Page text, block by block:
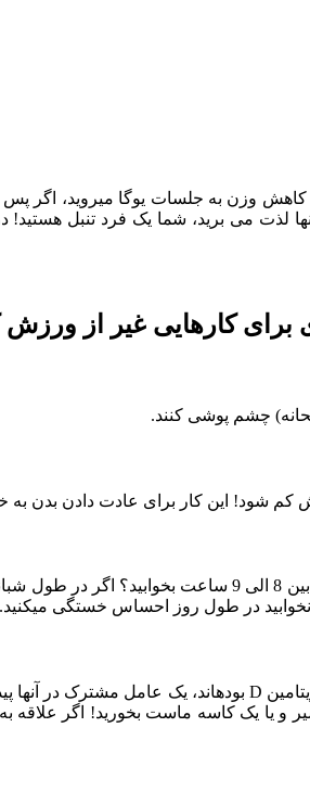
وزن به جلسات یوگا می‏روید، اگر پس از
لذت می ‏برید، شما یک فرد تنبل
برای کارهایی غیر از
چشم پوشی کنند.
کم شود! این کار برای عادت دادن بدن
آیا می‏دانید که متخصصان توصیه می‏ کنند که
در طول روز احساس خستگی می‏کنید.
کاسه ماست بخورید! اگر علاقه به